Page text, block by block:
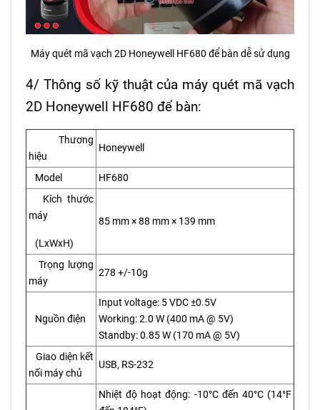
Máy quét mã vạch 2D Honeywell HF680 để bàn dễ sử dụng
4/ Thông số kỹ thuật của máy quét mã vạch
2D Honeywell HF680 để bàn:
Thương
hiệu
Honeywell
Model
HF680
Kích thước
máy
(LxWxH)
85 mm × 88 mm × 139 mm
Trọng lượng
máy
278 +/-10g
Nguồn điện
Input voltage: 5 VDC ±0.5V
Working: 2.0 W (400 mA @ 5V)
Standby: 0.85 W (170 mA @ 5V)
Giao diện kết
nối máy chủ
USB, RS-232
Nhiệt độ hoạt động: -10°C đến 40°C (14°F